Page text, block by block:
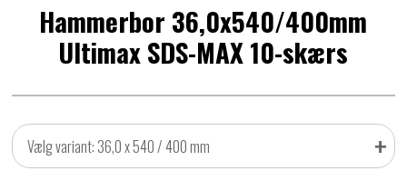
Hammerbor 36,0x540/400mm
Ultimax SDS-MAX 10-skærs
Vælg variant: 36,0 x 540 / 400 mm +